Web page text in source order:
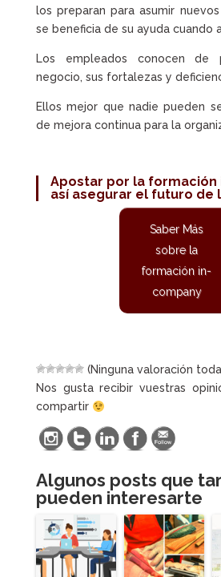
los preparan para asumir
se beneficia de su ayuda cuando
Los empleados conocen de
negocio, sus fortalezas y
Ellos mejor que nadie pueden
de mejora continua para la
Apostar por la formación
así asegurar el futuro de
Saber Más
sobre la
formación in-
company
(Ninguna valoración
Nos gusta recibir vuestras
compartir
Algunos posts que
pueden interesarte